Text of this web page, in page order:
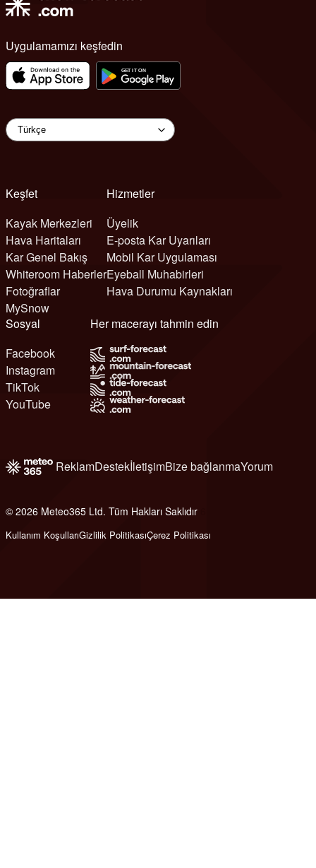
Uygulamamızı keşfedin
Keşfet
Kayak Merkezleri
Hava Haritaları
Kar Genel Bakış
Whiteroom Haberler
Fotoğraflar
MySnow
Hizmetler
Üyelik
E-posta Kar Uyarıları
Mobil Kar Uygulaması
Eyeball Muhabirleri
Hava Durumu Kaynakları
Sosyal
Facebook
Instagram
TikTok
YouTube
Her macerayı tahmin edin
ReklamDestekİletişimBize bağlanmaYorum
© 2026 Meteo365 Ltd. Tüm Hakları Saklıdır
Kullanım KoşullarıGizlilik PolitikasıÇerez Politikası